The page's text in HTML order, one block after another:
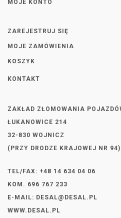
MOJE KONTO
ZAREJESTRUJ SIĘ
MOJE ZAMÓWIENIA
KOSZYK
KONTAKT
ZAKŁAD ZŁOMOWANIA
ŁUKANOWICE 214
32-830 WOJNICZ
(PRZY DRODZE KRAJOWEJ NR 94)
TEL/FAX: +48 14 634 04 06
KOM. 696 767 233
E-MAIL: DESAL@DESAL.PL
WWW.DESAL.PL